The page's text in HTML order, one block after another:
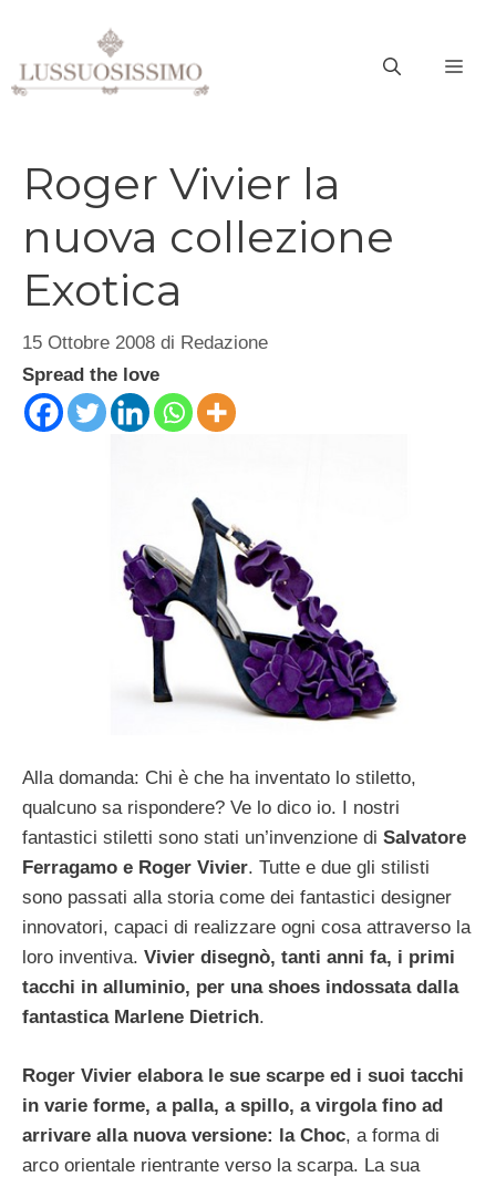
contenuto
Roger Vivier la
nuova collezione
Exotica
15 Ottobre 2008 di Redazione
Spread the love
Alla domanda: Chi è che ha inventato lo stiletto,
qualcuno sa rispondere? Ve lo dico io. I nostri
fantastici stiletti sono stati un’invenzione di Salvatore
Ferragamo e Roger Vivier. Tutte e due gli stilisti
sono passati alla storia come dei fantastici designer
innovatori, capaci di realizzare ogni cosa attraverso la
loro inventiva. Vivier disegnò, tanti anni fa, i primi
tacchi in alluminio, per una shoes indossata dalla
fantastica Marlene Dietrich.
Roger Vivier elabora le sue scarpe ed i suoi tacchi
in varie forme, a palla, a spillo, a virgola fino ad
arrivare alla nuova versione: la Choc, a forma di
arco orientale rientrante verso la scarpa. La sua